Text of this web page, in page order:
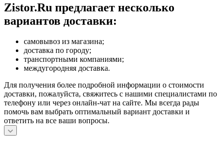
Zistor.Ru предлагает несколько
вариантов доставки:
самовывоз из магазина;
доставка по городу;
транспортными компаниями;
междугородняя доставка.
Для получения более подробной информации о стоимости
доставки, пожалуйста, свяжитесь с нашими специалистами по
телефону или через онлайн-чат на сайте. Мы всегда рады
помочь вам выбрать оптимальный вариант доставки и
ответить на все ваши вопросы.